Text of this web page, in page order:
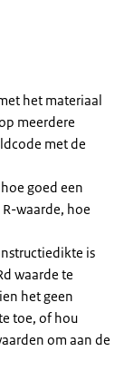
het materiaal
meerdere
met de
goed een
waarde, hoe
is
waarde te
het geen
toe, of hou
om aan de